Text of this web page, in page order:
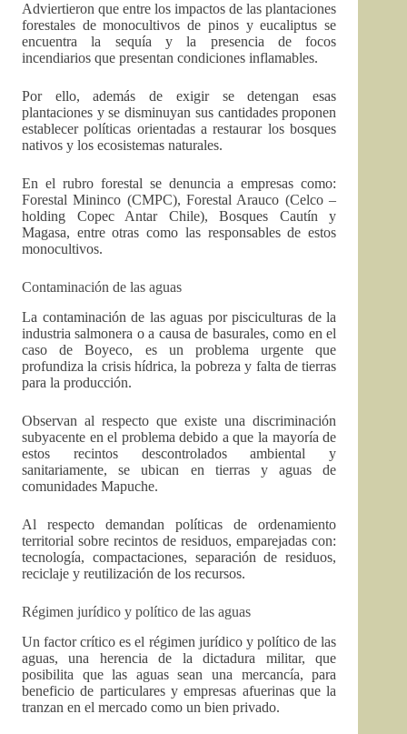
Adviertieron que entre los impactos de las plantaciones
forestales de monocultivos de pinos y eucaliptus se
encuentra la sequía y la presencia de focos
incendiarios que presentan condiciones inflamables.
Por ello, además de exigir se detengan esas
plantaciones y se disminuyan sus cantidades proponen
establecer políticas orientadas a restaurar los bosques
nativos y los ecosistemas naturales.
En el rubro forestal se denuncia a empresas como:
Forestal Mininco (CMPC), Forestal Arauco (Celco –
holding Copec Antar Chile), Bosques Cautín y
Magasa, entre otras como las responsables de estos
monocultivos.
Contaminación de las aguas
La contaminación de las aguas por pisciculturas de la
industria salmonera o a causa de basurales, como en el
caso de Boyeco, es un problema urgente que
profundiza la crisis hídrica, la pobreza y falta de tierras
para la producción.
Observan al respecto que existe una discriminación
subyacente en el problema debido a que la mayoría de
estos recintos descontrolados ambiental y
sanitariamente, se ubican en tierras y aguas de
comunidades Mapuche.
Al respecto demandan políticas de ordenamiento
territorial sobre recintos de residuos, emparejadas con:
tecnología, compactaciones, separación de residuos,
reciclaje y reutilización de los recursos.
Régimen jurídico y político de las aguas
Un factor crítico es el régimen jurídico y político de las
aguas, una herencia de la dictadura militar, que
posibilita que las aguas sean una mercancía, para
beneficio de particulares y empresas afuerinas que la
tranzan en el mercado como un bien privado.